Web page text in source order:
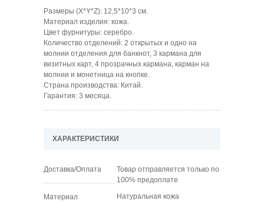
Размеры (X*Y*Z): 12,5*10*3 см.
Материал изделия: кожа.
Цвет фурнитуры: серебро.
Количество отделений: 2 открытых и одно на
молнии отделения для банкнот, 3 кармана для
визитных карт, 4 прозрачных кармана, карман на
молнии и монетница на кнопке.
Страна производства: Китай.
Гарантия: 3 месяца.
ХАРАКТЕРИСТИКИ
Доставка/Оплата
Товар отправляется только по
100% предоплате
Материал
Натуральная кожа